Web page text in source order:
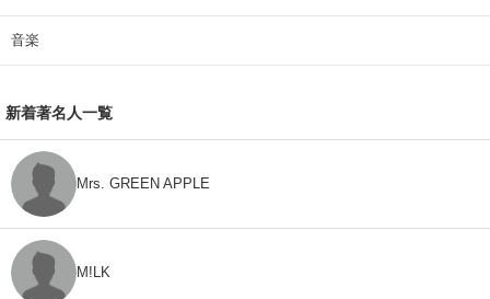
音楽
新着著名人一覧
Mrs. GREEN APPLE
M!LK